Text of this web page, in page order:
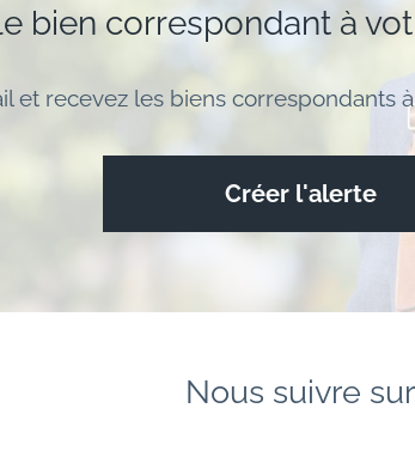
bien correspondant à
et recevez les biens correspondants
Créer l'alerte
Nous suivre sur